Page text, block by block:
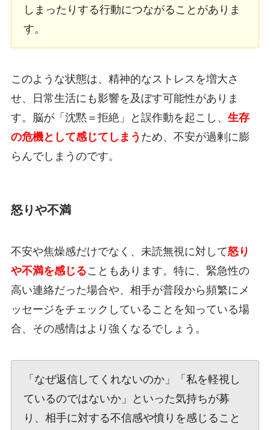
しまったりする行動につながることがありま
す。
このような状態は、精神的なストレスを増大さ
せ、日常生活にも影響を及ぼす可能性がありま
す。脳が「沈黙＝拒絶」と誤作動を起こし、 生存
の危機として感じてしまう ため、不安が過剰に膨
らんでしまうのです。
怒りや不満
不安や焦燥感だけでなく、未読無視に対して怒り
や不満を感じることもあります。特に、緊急性の
高い連絡だった場合や、相手が普段から頻繁にメ
ッセージをチェックしていることを知っている場
合、その感情はより強くなるでしょう。
「なぜ返信してくれないのか」「私を軽視し
ているのではないか」といった気持ちが募
り、相手に対する不信感や憤りを感じること